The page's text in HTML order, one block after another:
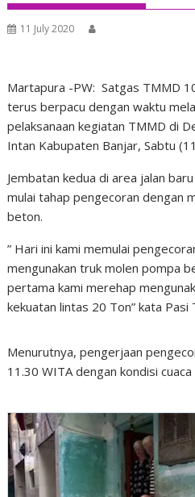
11 July 2020
Martapura -PW: Satgas TMMD
terus berpacu dengan waktu
pelaksanaan kegiatan TMMD di
Intan Kabupaten Banjar, Sabtu
Jembatan kedua di area jalan
mulai tahap pengecoran dengan
beton.
” Hari ini kami memulai
mengunakan truk molen pompa
pertama kami merehap
kekuatan lintas 20 Ton” kata
Menurutnya, pengerjaan
11.30 WITA dengan kondisi